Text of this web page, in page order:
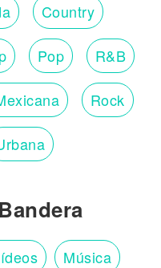
Country
Pop R&B
Rock
Música